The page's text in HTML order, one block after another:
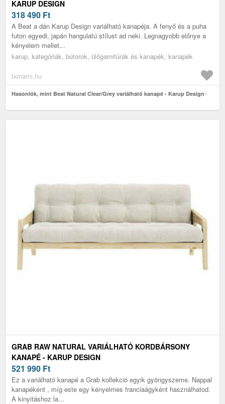
KARUP DESIGN
318 490 Ft
A Beat a dán Karup Design variálható kanapéja. A fenyő és a puha
futon egyedi, japán hangulatú stílust ad neki. Legnagyobb előnye a
kényelem mellet...
karup, kategóriák, bútorok, ülőgarnitúrák és kanapék, kanapék
bonami.hu
Hasonlók, mint Beat Natural Clear/Grey variálható kanapé - Karup Design
GRAB RAW NATURAL VARIÁLHATÓ KORDBÁRSONY
KANAPÉ - KARUP DESIGN
521 990 Ft
Ez a variálható kanapé a Grab kollekció egyik gyöngyszeme. Nappal
kanapéként , míg este egy kényelmes franciaágyként használhatod.
A kinyitáshoz la...